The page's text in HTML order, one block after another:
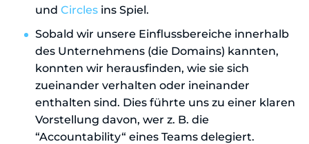
und Circles ins Spiel.
Sobald wir unsere Einflussbereiche innerhalb
des Unternehmens (die Domains) kannten,
konnten wir herausfinden, wie sie sich
zueinander verhalten oder ineinander
enthalten sind. Dies führte uns zu einer klaren
Vorstellung davon, wer z. B. die
“Accountability“ eines Teams delegiert.